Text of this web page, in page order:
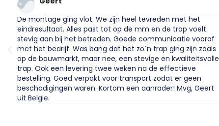
De montage ging vlot. We zijn heel tevreden met het
eindresultaat. Alles past tot op de mm en de trap voelt
stevig aan bij het betreden. Goede communicatie vooraf
met het bedrijf. Was bang dat het zo´n trap ging zijn zoals
op de bouwmarkt, maar nee, een stevige en kwaliteitsvolle
trap. Ook een levering twee weken na de effectieve
bestelling. Goed verpakt voor transport zodat er geen
beschadigingen waren. Kortom een aanrader! Mvg, Geert
uit Belgie.